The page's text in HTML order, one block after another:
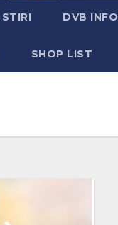
STIRI DVB INFO
SHOP LIST